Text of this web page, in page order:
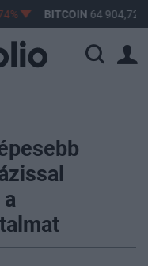
BITCOIN 64 904,72